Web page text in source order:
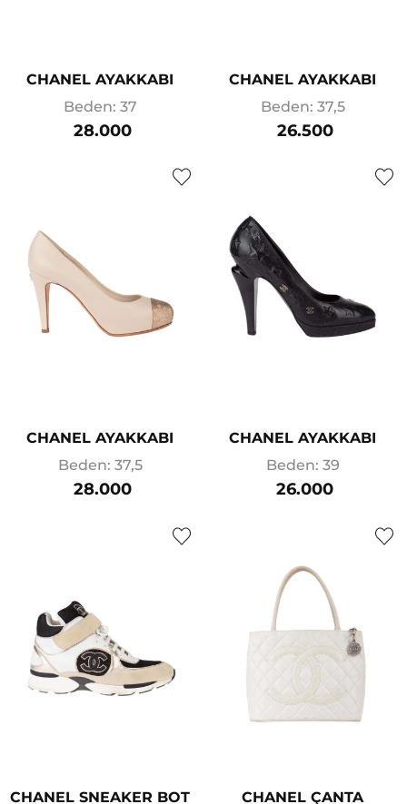
CHANEL AYAKKABI
Beden: 37
28.000
CHANEL AYAKKABI
Beden: 37,5
26.500
CHANEL AYAKKABI
Beden: 37,5
28.000
CHANEL AYAKKABI
Beden: 39
26.000
CHANEL SNEAKER BOT
CHANEL ÇANTA